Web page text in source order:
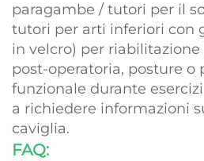
paragambe / tutori per il
tutori per arti inferiori con
in velcro) per
post-operatoria, posture o
funzionale durante
a richiedere informazioni
caviglia.
FAQ: